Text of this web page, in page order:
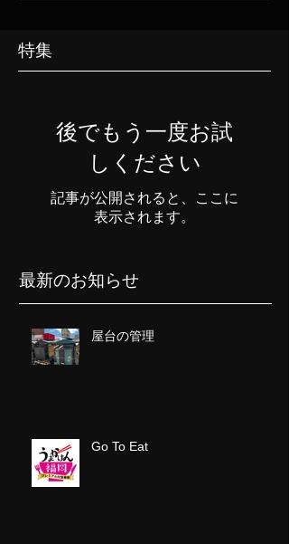
特集
後でもう一度お試
しください
記事が公開されると、ここに
表示されます。
最新のお知らせ
屋台の管理
Go To Eat